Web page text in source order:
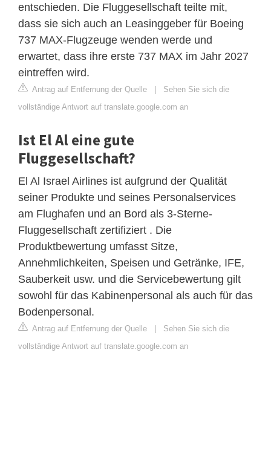
entschieden. Die Fluggesellschaft teilte mit,
dass sie sich auch an Leasinggeber für Boeing
737 MAX-Flugzeuge wenden werde und
erwartet, dass ihre erste 737 MAX im Jahr 2027
eintreffen wird.
Antrag auf Entfernung der Quelle | Sehen Sie sich die
vollständige Antwort auf translate.google.com an
Ist El Al eine gute
Fluggesellschaft?
El Al Israel Airlines ist aufgrund der Qualität
seiner Produkte und seines Personalservices
am Flughafen und an Bord als 3-Sterne-
Fluggesellschaft zertifiziert . Die
Produktbewertung umfasst Sitze,
Annehmlichkeiten, Speisen und Getränke, IFE,
Sauberkeit usw. und die Servicebewertung gilt
sowohl für das Kabinenpersonal als auch für das
Bodenpersonal.
Antrag auf Entfernung der Quelle | Sehen Sie sich die
vollständige Antwort auf translate.google.com an